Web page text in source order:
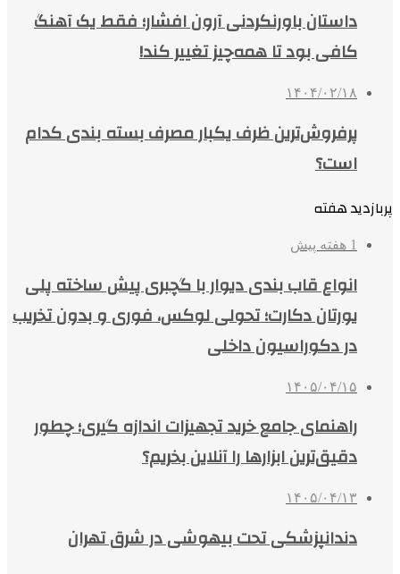
داستان باورنکردنی آرون افشار؛ فقط یک آهنگ
کافی بود تا همه‌چیز تغییر کند!
۱۴۰۴/۰۲/۱۸
پرفروش‌ترین ظرف یکبار مصرف بسته بندی کدام
است؟
پربازدید هفته
1 هفته پیش
انواع قاب بندی دیوار با گچبری پیش ساخته پلی
یورتان دکارت؛ تحولی لوکس، فوری و بدون تخریب
در دکوراسیون داخلی
۱۴۰۵/۰۴/۱۵
راهنمای جامع خرید تجهیزات اندازه گیری؛ چطور
دقیق‌ترین ابزارها را آنلاین بخریم؟
۱۴۰۵/۰۴/۱۳
دندانپزشکی تحت بیهوشی در شرق تهران